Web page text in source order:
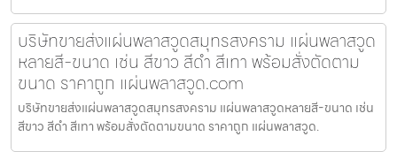
บริษัทขายส่งแผ่นพลาสวูดสมุทรสงคราม แผ่นพลาสวูด
หลายสี-ขนาด เช่น สีขาว สีดำ สีเทา พร้อมสั่งตัดตาม
ขนาด ราคาถูก แผ่นพลาสวูด.com
บริษัทขายส่งแผ่นพลาสวูดสมุทรสงคราม แผ่นพลาสวูดหลายสี-ขนาด เช่น
สีขาว สีดำ สีเทา พร้อมสั่งตัดตามขนาด ราคาถูก แผ่นพลาสวูด.